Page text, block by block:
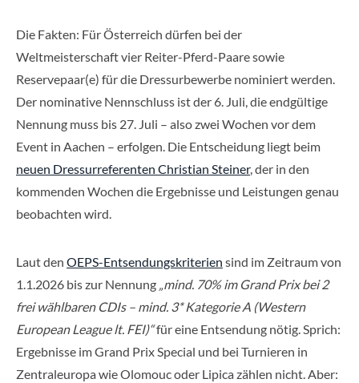
Die Fakten: Für Österreich dürfen bei der
Weltmeisterschaft vier Reiter-Pferd-Paare sowie
Reservepaar(e) für die Dressurbewerbe nominiert werden.
Der nominative Nennschluss ist der 6. Juli, die endgültige
Nennung muss bis 27. Juli – also zwei Wochen vor dem
Event in Aachen – erfolgen. Die Entscheidung liegt beim
neuen Dressurreferenten Christian Steiner, der in den
kommenden Wochen die Ergebnisse und Leistungen genau
beobachten wird.
Laut den OEPS-Entsendungskriterien sind im Zeitraum von
1.1.2026 bis zur Nennung „mind. 70% im Grand Prix bei 2
frei wählbaren CDIs – mind. 3* Kategorie A (Western
European League lt. FEI)“für eine Entsendung nötig. Sprich:
Ergebnisse im Grand Prix Special und bei Turnieren in
Zentraleuropa wie Olomouc oder Lipica zählen nicht. Aber: